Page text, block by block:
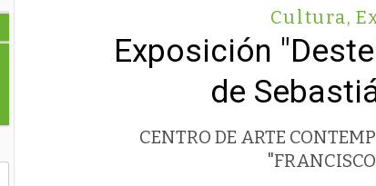
Cultura,
Exposición
de
CENTRO DE ARTE